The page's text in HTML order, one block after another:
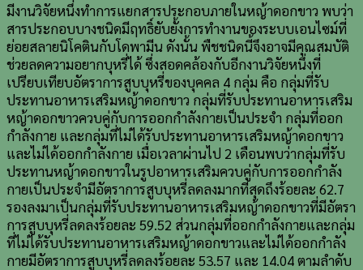
มีงานวิจัยหนึ่งทำการแยกสารประกอบภายในหญ้าดอกขาว พบว่า
สารประกอบบางชนิดมีฤทธิ์ยับยั้งการทำงานของระบบเอนไซม์ที่
ย่อยสลายนิโคตินกับโดพามีน ดังนั้น พืชชนิดนี้จึงอาจมีคุณสมบัติ
ช่วยลดความอยากบุหรี่ได้ ซึ่งสอดคล้องกับอีกงานวิจัยหนึ่งที่
เปรียบเทียบอัตราการสูบบุหรี่ของบุคคล 4 กลุ่ม คือ กลุ่มที่รับ
ประทานอาหารเสริมหญ้าดอกขาว กลุ่มที่รับประทานอาหารเสริม
หญ้าดอกขาวควบคู่กับการออกกำลังกายเป็นประจำ กลุ่มที่ออก
กำลังกาย และกลุ่มที่ไม่ได้รับประทานอาหารเสริมหญ้าดอกขาว
และไม่ได้ออกกำลังกาย เมื่อเวลาผ่านไป 2 เดือนพบว่ากลุ่มที่รับ
ประทานหญ้าดอกขาวในรูปอาหารเสริมควบคู่กับการออกกำลัง
กายเป็นประจำมีอัตราการสูบบุหรี่ลดลงมากที่สุดถึงร้อยละ 62.7
รองลงมาเป็นกลุ่มที่รับประทานอาหารเสริมหญ้าดอกขาวที่มีอัตรา
การสูบบุหรี่ลดลงร้อยละ 59.52 ส่วนกลุ่มที่ออกกำลังกายและกลุ่ม
ที่ไม่ได้รับประทานอาหารเสริมหญ้าดอกขาวและไม่ได้ออกกำลัง
กายมีอัตราการสูบบุหรี่ลดลงร้อยละ 53.57 และ 14.04 ตามลำดับ